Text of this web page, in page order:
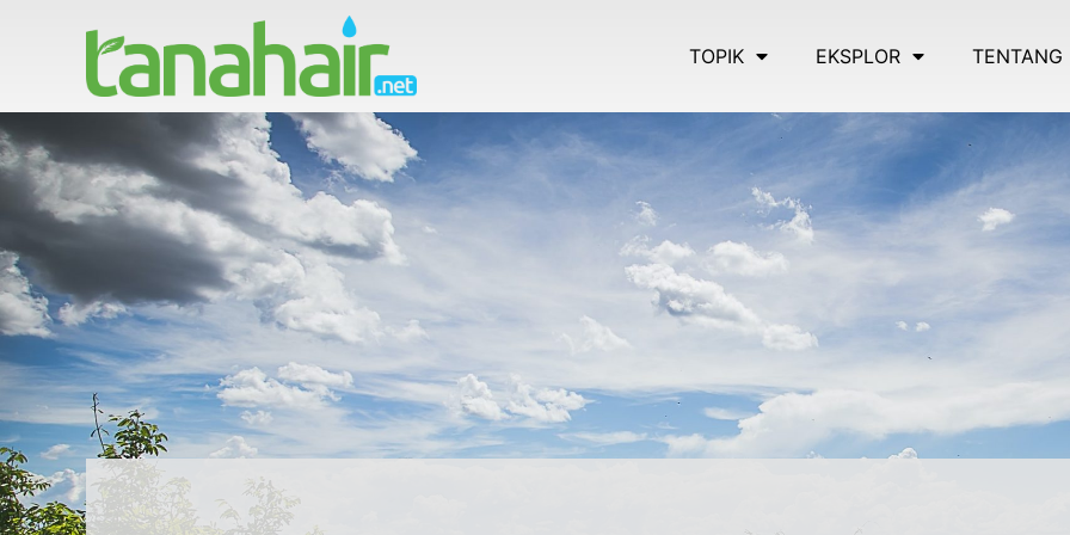
TOPIK EKSPLOR TENTANG